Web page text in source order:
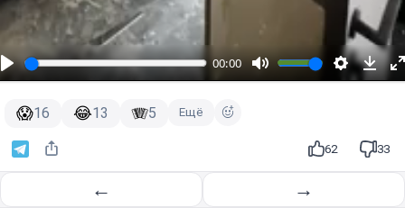
00:00
😱16 😂13 🪗5 Ещё
62 33
← →